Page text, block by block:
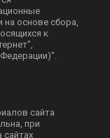
основе сбора,
к
сайта
при
сайтах